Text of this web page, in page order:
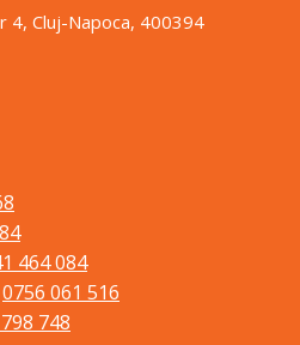
4, Cluj-Napoca, 400394
464 084
0756 061 516
748